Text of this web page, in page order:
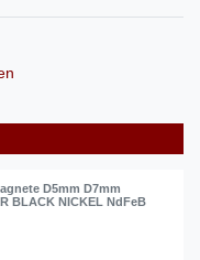
D5mm D7mm
BLACK NICKEL NdFeB